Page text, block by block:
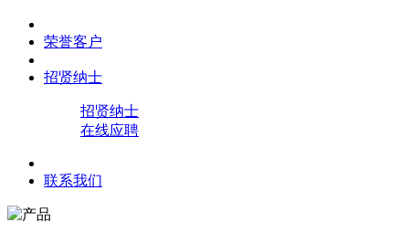
荣誉客户
招贤纳士
招贤纳士
在线应聘
联系我们